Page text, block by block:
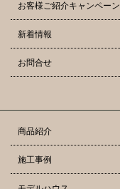
お客様ご紹介キャンペーン
新着情報
お問合せ
商品紹介
施工事例